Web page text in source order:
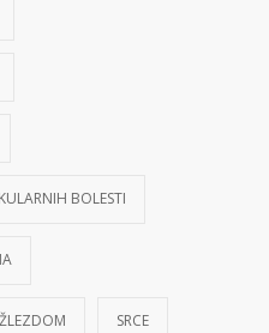
BOLESTI
SRCE